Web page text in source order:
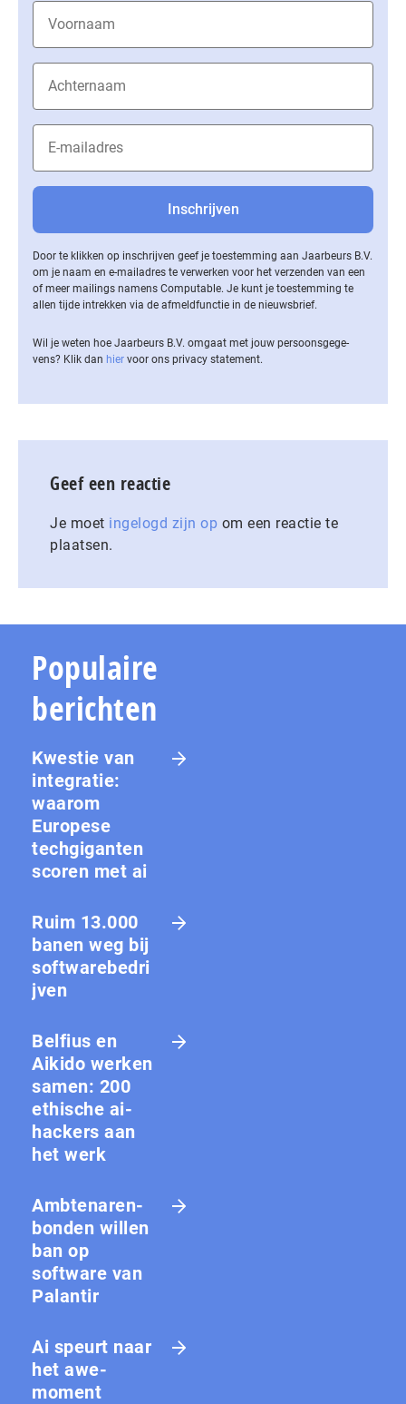
Door te klikken op inschrijven geef je toestemming aan Jaarbeurs B.V.
om je naam en e-mailadres te verwerken voor het verzenden van een
of meer mailings namens Computable. Je kunt je toestemming te
allen tijde intrekken via de af­meld­func­tie in de nieuwsbrief.
Wil je weten hoe Jaarbeurs B.V. omgaat met jouw per­soons­ge­ge­
vens? Klik dan hier voor ons privacy statement.
Geef een reactie
Je moet ingelogd zijn op om een reactie te
plaatsen.
Populaire
berichten
Kwestie van
integratie:
waarom
Europese
techgiganten
scoren met ai
Ruim 13.000
banen weg bij
softwarebedri
jven
Belfius en
Aikido werken
samen: 200
ethische ai-
hackers aan
het werk
Amb­te­na­ren­
bon­den willen
ban op
software van
Palantir
Ai speurt naar
het awe-
moment